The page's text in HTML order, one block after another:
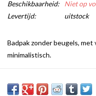
Beschikbaarheid:
Niet op
Levertijd:
uitstock
Badpak zonder beugels,
minimalistisch.